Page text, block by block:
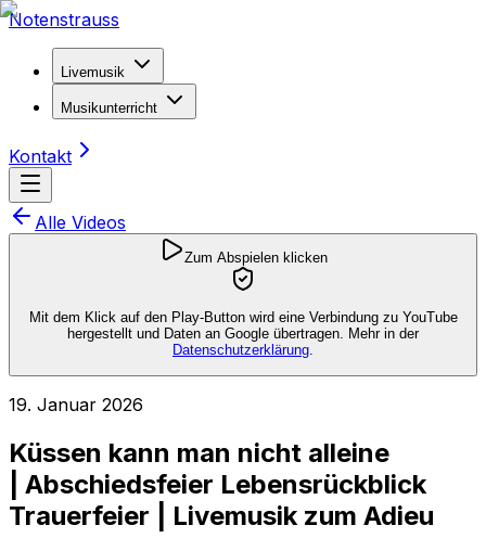
Notenstrauss
Livemusik
Musikunterricht
Kontakt
Alle Videos
Zum Abspielen klicken
Mit dem Klick auf den Play-Button wird eine Verbindung zu YouTube
hergestellt und Daten an Google übertragen. Mehr in der
Datenschutzerklärung.
19. Januar 2026
Küssen kann man nicht alleine
| Abschiedsfeier Lebensrückblick
Trauerfeier | Livemusik zum Adieu